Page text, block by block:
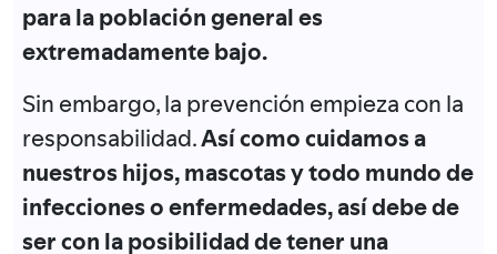
para la población general es
extremadamente bajo.
Sin embargo, la prevención empieza con la
responsabilidad.Así como cuidamos a
nuestros hijos, mascotas y todo mundo de
infecciones o enfermedades, así debe de
ser con la posibilidad de tener una